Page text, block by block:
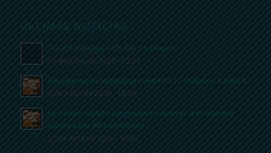
ÚLTIMAS NOTÍCIAS
Dia do Hoteleiro do Rio de Janeiro
29 de julho de 2026 - 15:23
Recuperação tributária rende R$ 37 milhões a hotéis
8 de julho de 2026 - 19:59
Feriadão de São Jorge deve aquecer a economia
carioca em R$ 50 milhões
22 de abril de 2026 - 05:55